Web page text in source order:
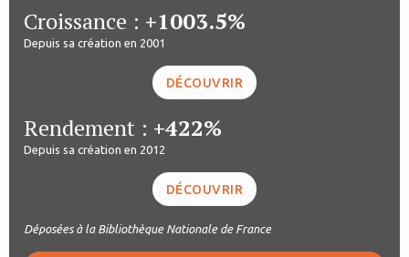
Croissance : +1003.5%
Depuis sa création en 2001
DÉCOUVRIR
Rendement : +422%
Depuis sa création en 2012
DÉCOUVRIR
Déposées à la Bibliothèque Nationale de France